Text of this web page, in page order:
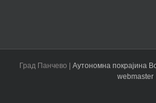
Град Панчево | Аутономна покрајина
webmaster